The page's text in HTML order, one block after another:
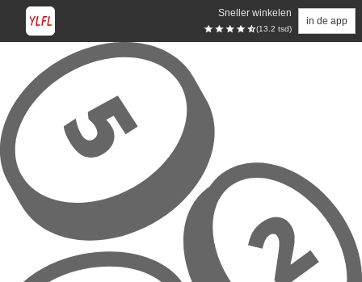
Sneller winkelen
(13.2 tsd)
in de app
Overslaan naar hoofdinhoud